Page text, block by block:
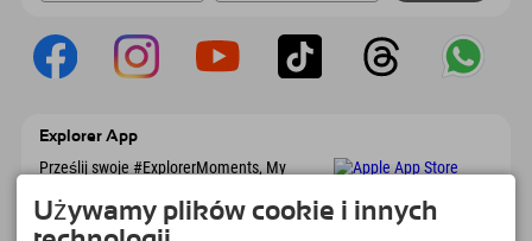
Explorer App
Prześlij swoje #ExplorerMoments, My
marzeń, przeglądem restauracji i wieloma
innymi. Pobierz teraz!
Używamy plików cookie i innych